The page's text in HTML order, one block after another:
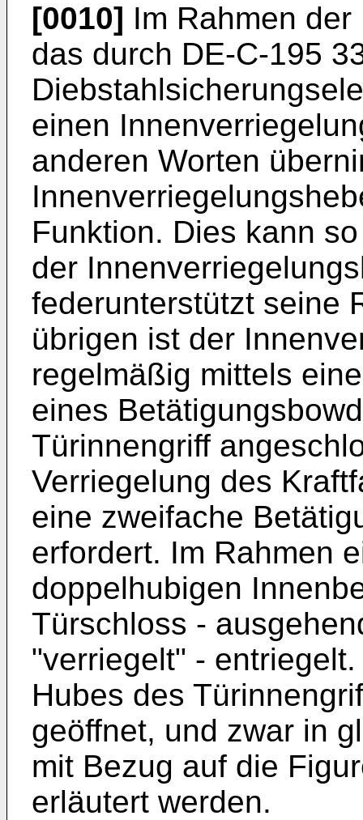
[0010] Im Rahmen
das durch DE-C-195
einen
anderen Worten
Funktion. Dies kann
der
federunterstützt seine
übrigen ist der
regelmäßig mittels
eines
Türinnengriff
Verriegelung des
eine zweifache
erfordert. Im Rahmen
doppelhubigen
Türschloss -
"verriegelt" -
Hubes des
geöffnet, und zwar in
mit Bezug auf die
erläutert werden.